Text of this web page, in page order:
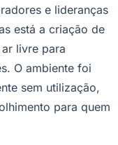
e lideranças
está a criação de
livre para
O ambiente foi
sem utilização,
para quem